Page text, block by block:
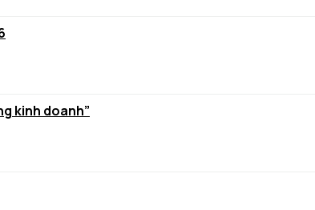
kinh doanh”